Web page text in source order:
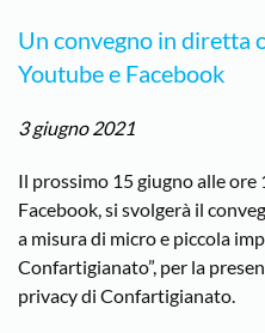
Un convegno in diretta
Youtube e Facebook
3 giugno 2021
Il prossimo 15 giugno alle ore
Facebook, si svolgerà il
a misura di micro e piccola
Confartigianato”, per la
privacy di Confartigianato.